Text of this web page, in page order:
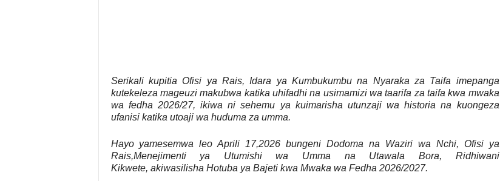
Serikali kupitia Ofisi ya Rais, Idara ya Kumbukumbu na Nyaraka za Taifa imepanga
kutekeleza mageuzi makubwa katika uhifadhi na usimamizi wa taarifa za taifa kwa mwaka
wa fedha 2026/27, ikiwa ni sehemu ya kuimarisha utunzaji wa historia na kuongeza
ufanisi katika utoaji wa huduma za umma.
Hayo yamesemwa leo Aprili 17,2026 bungeni Dodoma na Waziri wa Nchi, Ofisi ya
Rais,Menejimenti ya Utumishi wa Umma na Utawala Bora, Ridhiwani
Kikwete, akiwasilisha Hotuba ya Bajeti kwa Mwaka wa Fedha 2026/2027.